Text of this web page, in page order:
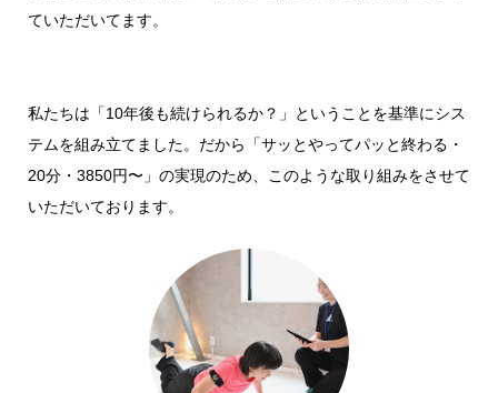
ていただいてます。
私たちは「10年後も続けられるか？」ということを基準にシス
テムを組み立てました。だから「サッとやってパッと終わる・
20分・3850円〜」の実現のため、このような取り組みをさせて
いただいております。